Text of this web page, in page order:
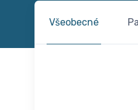
Všeobecné